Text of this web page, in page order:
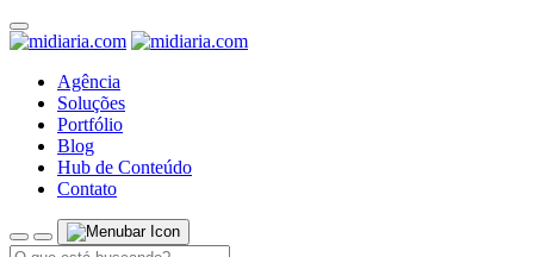
Agência
Soluções
Portfólio
Blog
Hub de Conteúdo
Contato